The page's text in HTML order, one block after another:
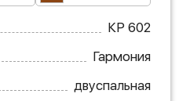
КР 602
Гармония
двуспальная